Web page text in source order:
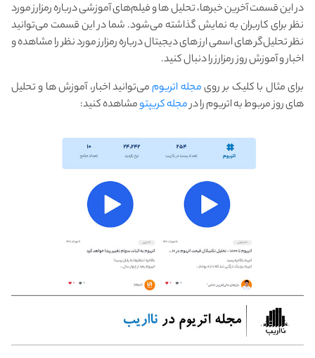
در این قسمت آخرین خبر‌ها، تحلیل ها و فیلم‌های آموزشی درباره رمزارز مورد
نظر برای کاربران به نمایش گذاشته می‌شود. شما در این قسمت می‌توانید
نظر تحلیل‌گر های اسمی ارز های دیجیتال درباره رمزارز مورد نظر را مشاهده و
اخبار و آموزش روز رمزارز را دنبال کنید.
برای مثال با کلیک بر رویمجله اتریوممی‌توانید اخبار، آموزش ها و تحلیل
های روز مربوط به اتریوم را درمجله کریپتومشاهده کنید: